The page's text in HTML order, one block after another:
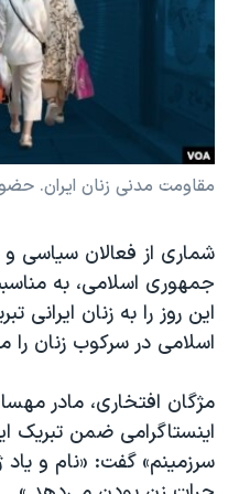
فرهنگ و زندگی
حقوق شهروندی
اسرائیل در جنگ
آرشیو پخش زنده
مستندها
انتخابات ریاست جمهوری آمریکا
حمله جمهوری اسلامی به
ورزش زنان در ایران
مجموعه مستندهای دادخواهی
تریبونال مردمی آبان ۹۸
دادگاه حمید نوری
قانون شفافیت دارائی کادر
اعتراضات مردمی آبان ۹۸
دنبال کنید
زبانهای مختلف
مقاومت مدنی زنان ایران.
شماری از فعالان سیاسی
جمهوری اسلامی، به
این روز را به زنان
اسلامی در سرکوب زنان را
مژگان افتخاری، مادر
اینستاگرامی ضمن تبریک
سرزمینم» گفت: «نام و